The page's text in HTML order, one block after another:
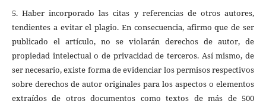
5. Haber incorporado las citas y referencias de otros autores,
tendientes a evitar el plagio. En consecuencia, afirmo que de ser
publicado el artículo, no se violarán derechos de autor, de
propiedad intelectual o de privacidad de terceros. Así mismo, de
ser necesario, existe forma de evidenciar los permisos respectivos
sobre derechos de autor originales para los aspectos o elementos
extraídos de otros documentos como textos de más de 500